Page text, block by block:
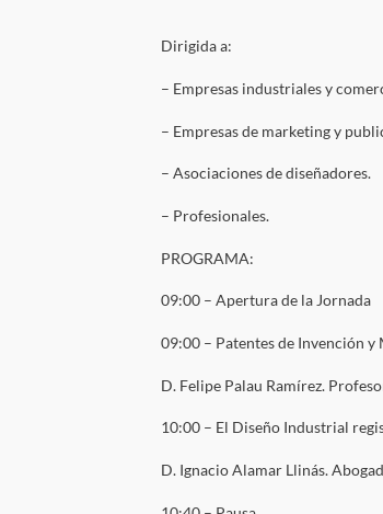
Dirigida a:
– Empresas industriales y
– Empresas de marketing y
– Asociaciones de diseñadores.
– Profesionales.
PROGRAMA:
09:00 – Apertura de la Jornada
09:00 – Patentes de Invención
D. Felipe Palau Ramírez.
10:00 – El Diseño Industrial
D. Ignacio Alamar Llinás.